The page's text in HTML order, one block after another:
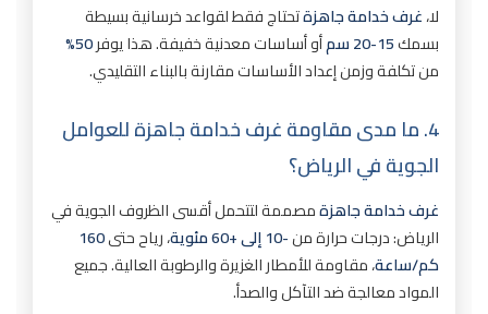
لا،غرف خدامة جاهزةتحتاج فقط لقواعد خرسانية بسيطة
بسمك15-20 سم أو أساسات معدنية خفيفة. هذا يوفر50%
من تكلفة وزمن إعداد الأساسات مقارنة بالبناء التقليدي.
4. ما مدى مقاومة غرف خدامة جاهزة للعوامل
الجوية في الرياض؟
غرف خدامة جاهزةمصممة لتتحمل أقسى الظروف الجوية في
الرياض: درجات حرارة من-10 إلى +60 مئوية ، رياح حتى160
كم/ساعة، مقاومة للأمطار الغزيرة والرطوبة العالية. جميع
المواد معالجة ضد التآكل والصدأ.